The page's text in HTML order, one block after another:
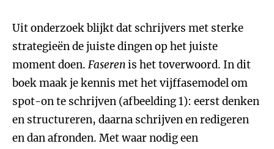
Uit onderzoek blijkt dat schrijvers met sterke
strategieën de juiste dingen op het juiste
moment doen. Faserenis het toverwoord. In dit
boek maak je kennis met het vijffasemodel om
spot-on te schrijven (afbeelding 1): eerst denken
en structureren, daarna schrijven en redigeren
en dan afronden. Met waar nodig een